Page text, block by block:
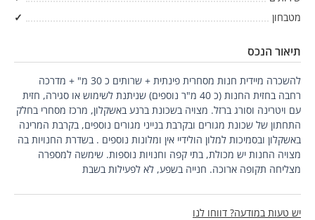
מטבחון
✓
תיאור הנכס
להשכרה מיידית חנות מסחרית פינתית + שרותים כ 30 מ" + מדרכה
רחבה בחזית החנות (כ 40 מ"ר נוספים) שניתנת לשימוש או סגירה, חזית
עם ויטרינה וסורג ברזל. מצויה בשכונת ברנע באשקלון, מרכז מסחרי בחלק
התחתון של שכונת מגורים ובקרבת בנייני מגורים נוספים, בקרבת המרינה
באשקלון ובסמיכות למלון הולידיי אין ומלונות נוספים . בשדרת החנויות בה
מצויה החנות יש מכולת, בתי קפה וחנויות נוספות. שימשה למספרה
מצליחה תקופה ארוכה. חנייה בשפע, לא לפעילות בשבת
יש טעות במודעה? דווחו לנו